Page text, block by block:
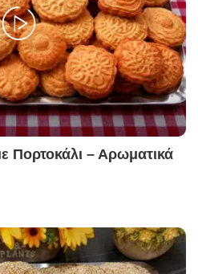
Πορτοκάλι – Αρωματικά